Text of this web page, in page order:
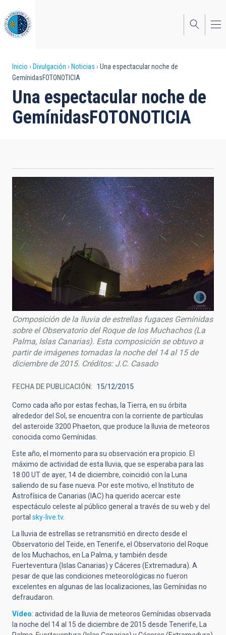
al
contenido
principal
Sobrescribir
enlaces
de
ayuda
navegación
Inicio Divulgación Noticias
Una espectacular noche de
GemínidasFOTONOTICIA
Una espectacular noche de
GemínidasFOTONOTICIA
Composición de la lluvia de estrellas fugaces Gemínidas
sobre el Observatorio del Roque de los Muchachos (La
Palma, Islas Canarias). Esta composición se obtuvo a
partir de imágenes tomadas la noche del 14 al 15 de
diciembre de 2015. Créditos: J.C. Casado
FECHA DE PUBLICACIÓN 15/12/2015
Como cada año por estas fechas, la Tierra, en su órbita
alrededor del Sol, se encuentra con la corriente de partículas
del asteroide 3200 Phaeton, que produce la lluvia de meteoros
conocida como Gemínidas.
Este año, el momento para su observación era propicio. El
máximo de actividad de esta lluvia, que se esperaba para las
18:00 UT de ayer, 14 de diciembre, coincidió con la Luna
saliendo de su fase nueva. Por este motivo, el Instituto de
Astrofísica de Canarias (IAC) ha querido acercar este
espectáculo celeste al público general a través de su web y del
portal sky-live.tv.
La lluvia de estrellas se retransmitió en directo desde el
Observatorio del Teide, en Tenerife, el Observatorio del Roque
de los Muchachos, en La Palma, y también desde
Fuerteventura (Islas Canarias) y Cáceres (Extremadura). A
pesar de que las condiciones meteorológicas no fueron
excelentes en algunas de las localizaciones, las Gemínidas no
defraudaron.
Vídeo: actividad de la lluvia de meteoros Gemínidas observada
la noche del 14 al 15 de diciembre de 2015 desde Tenerife, La